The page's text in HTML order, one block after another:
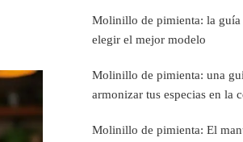
Molinillo de pimienta: la guía
elegir el mejor modelo
Molinillo de pimienta: una
armonizar tus especias en la
Molinillo de pimienta: El